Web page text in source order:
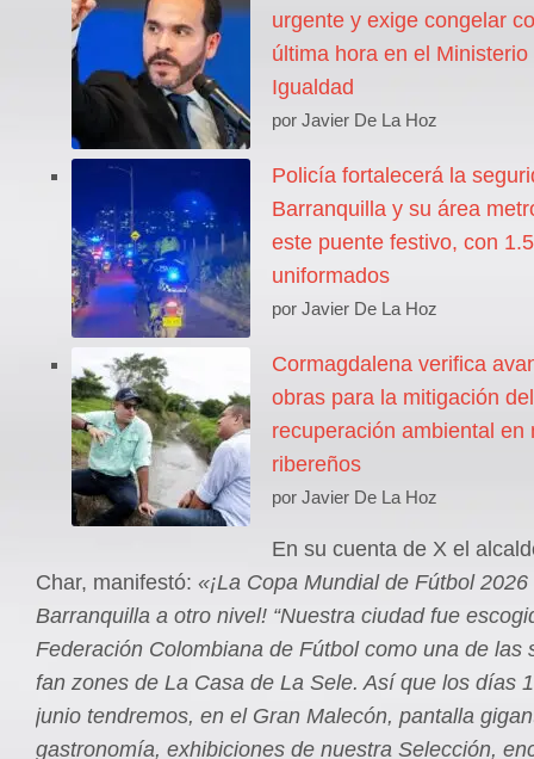
urgente y exige congelar
última hora en el Ministerio
Igualdad
por Javier De La Hoz
Policía fortalecerá la
Barranquilla y su área
este puente festivo, con
uniformados
por Javier De La Hoz
Cormagdalena verifica
obras para la mitigación
recuperación ambiental en
ribereños
por Javier De La Hoz
En su cuenta de X el
Char, manifestó: «¡La Copa Mundial de Fútbol
Barranquilla a otro nivel! “Nuestra ciudad fue
Federación Colombiana de Fútbol como una de las
fan zones de La Casa de La Sele. Así que los días
junio tendremos, en el Gran Malecón, pantalla
gastronomía, exhibiciones de nuestra Selección,